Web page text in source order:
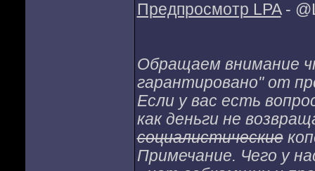
Предпросмотр LPA-
Обращаем внимание
гарантировано" от
Если у вас есть
как деньги не
социалистические
Примечание. Чего у